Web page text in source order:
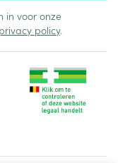
in voor onze
privacy policy.